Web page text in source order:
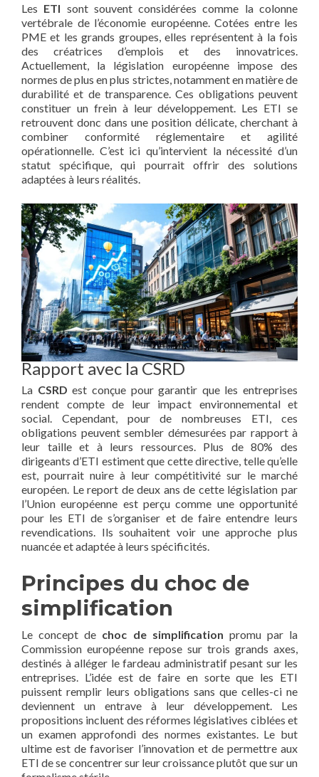
Les ETI sont souvent considérées comme la colonne
vertébrale de l’économie européenne. Cotées entre les
PME et les grands groupes, elles représentent à la fois
des créatrices d’emplois et des innovatrices.
Actuellement, la législation européenne impose des
normes de plus en plus strictes, notamment en matière de
durabilité et de transparence. Ces obligations peuvent
constituer un frein à leur développement. Les ETI se
retrouvent donc dans une position délicate, cherchant à
combiner conformité réglementaire et agilité
opérationnelle. C’est ici qu’intervient la nécessité d’un
statut spécifique, qui pourrait offrir des solutions
adaptées à leurs réalités.
Rapport avec la CSRD
La CSRD est conçue pour garantir que les entreprises
rendent compte de leur impact environnemental et
social. Cependant, pour de nombreuses ETI, ces
obligations peuvent sembler démesurées par rapport à
leur taille et à leurs ressources. Plus de 80% des
dirigeants d’ETI estiment que cette directive, telle qu’elle
est, pourrait nuire à leur compétitivité sur le marché
européen. Le report de deux ans de cette législation par
l’Union européenne est perçu comme une opportunité
pour les ETI de s’organiser et de faire entendre leurs
revendications. Ils souhaitent voir une approche plus
nuancée et adaptée à leurs spécificités.
Principes du choc de
simplification
Le concept de choc de simplification promu par la
Commission européenne repose sur trois grands axes,
destinés à alléger le fardeau administratif pesant sur les
entreprises. L’idée est de faire en sorte que les ETI
puissent remplir leurs obligations sans que celles-ci ne
deviennent un entrave à leur développement. Les
propositions incluent des réformes législatives ciblées et
un examen approfondi des normes existantes. Le but
ultime est de favoriser l’innovation et de permettre aux
ETI de se concentrer sur leur croissance plutôt que sur un